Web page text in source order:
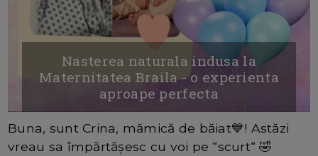
Nasterea naturala indusa la
Maternitatea Braila - o experienta
aproape perfecta
Buna, sunt Crina, mămică de băiat💙! Astăzi
vreau sa împărtășesc cu voi pe “scurt“ 🤣